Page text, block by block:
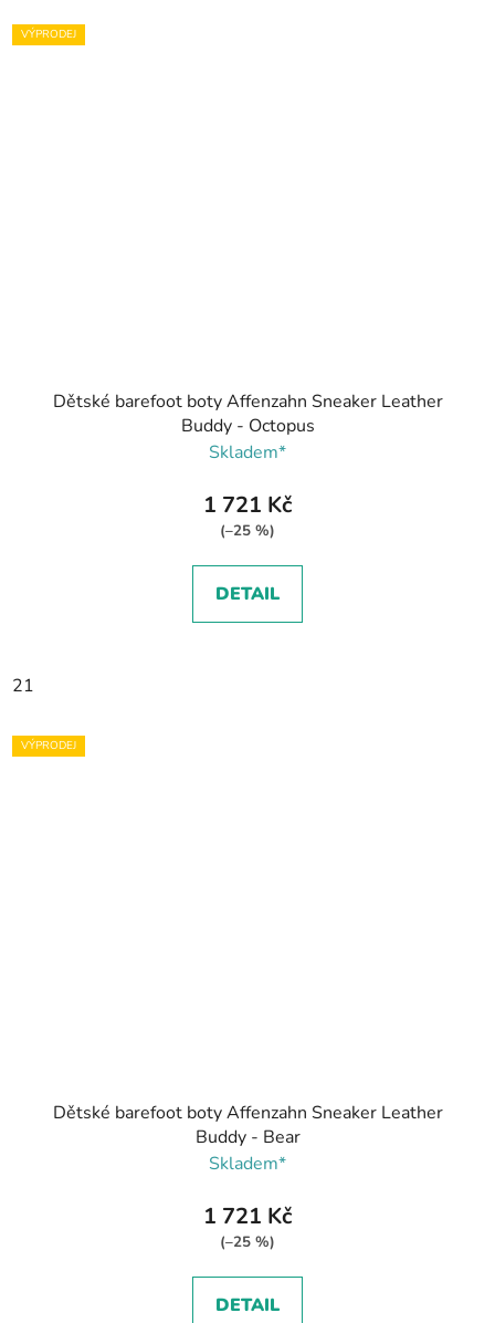
VÝPRODEJ
Dětské barefoot boty Affenzahn Sneaker Leather
Buddy - Octopus
Skladem*
1 721 Kč
(–25 %)
DETAIL
21
VÝPRODEJ
Dětské barefoot boty Affenzahn Sneaker Leather
Buddy - Bear
Skladem*
1 721 Kč
(–25 %)
DETAIL